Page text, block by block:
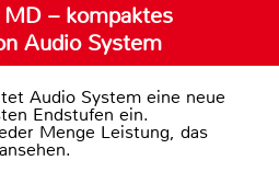
– kompaktes
Audio System
Audio System eine neue
Endstufen ein.
Menge Leistung, das